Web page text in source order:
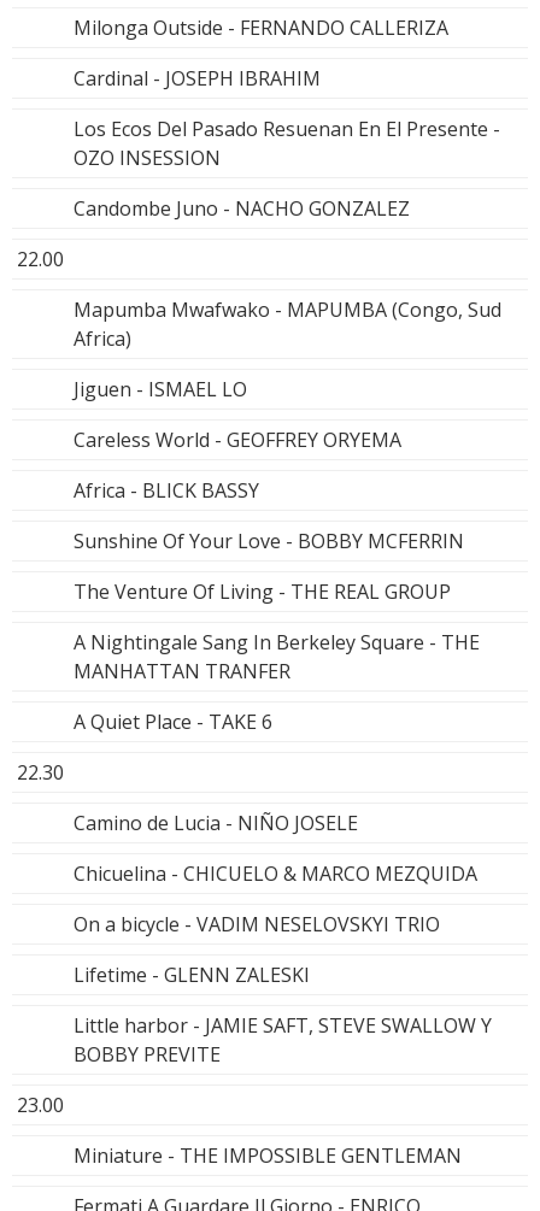
Milonga Outside - FERNANDO CALLERIZA
Cardinal - JOSEPH IBRAHIM
Los Ecos Del Pasado Resuenan En El Presente -
OZO INSESSION
Candombe Juno - NACHO GONZALEZ
22.00
Mapumba Mwafwako - MAPUMBA (Congo, Sud
Africa)
Jiguen - ISMAEL LO
Careless World - GEOFFREY ORYEMA
Africa - BLICK BASSY
Sunshine Of Your Love - BOBBY MCFERRIN
The Venture Of Living - THE REAL GROUP
A Nightingale Sang In Berkeley Square - THE
MANHATTAN TRANFER
A Quiet Place - TAKE 6
22.30
Camino de Lucia - NIÑO JOSELE
Chicuelina - CHICUELO & MARCO MEZQUIDA
On a bicycle - VADIM NESELOVSKYI TRIO
Lifetime - GLENN ZALESKI
Little harbor - JAMIE SAFT, STEVE SWALLOW Y
BOBBY PREVITE
23.00
Miniature - THE IMPOSSIBLE GENTLEMAN